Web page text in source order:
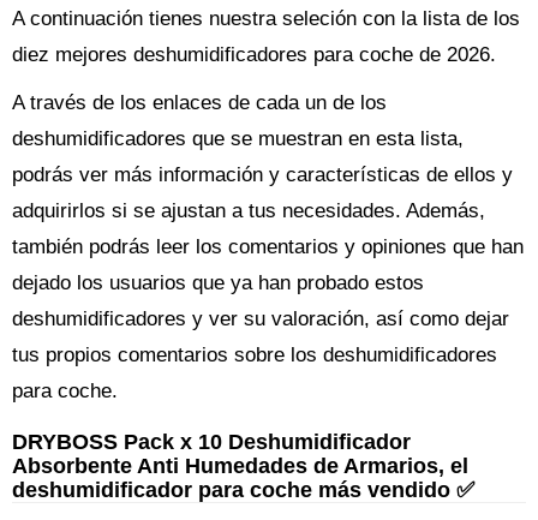
A continuación tienes nuestra seleción con la lista de los
diez mejores deshumidificadores para coche de 2026.
A través de los enlaces de cada un de los
deshumidificadores que se muestran en esta lista,
podrás ver más información y características de ellos y
adquirirlos si se ajustan a tus necesidades. Además,
también podrás leer los comentarios y opiniones que han
dejado los usuarios que ya han probado estos
deshumidificadores y ver su valoración, así como dejar
tus propios comentarios sobre los deshumidificadores
para coche.
DRYBOSS Pack x 10 Deshumidificador
Absorbente Anti Humedades de Armarios, el
deshumidificador para coche más vendido ✅